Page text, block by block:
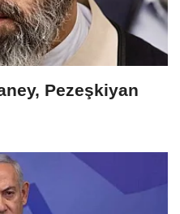
Pezeşkiyan